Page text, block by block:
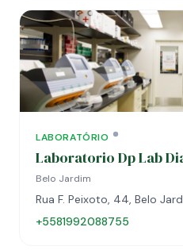
LABORATÓRIO
Laboratorio Dp Lab
Belo Jardim
Rua F. Peixoto, 44, Belo
+5581992088755